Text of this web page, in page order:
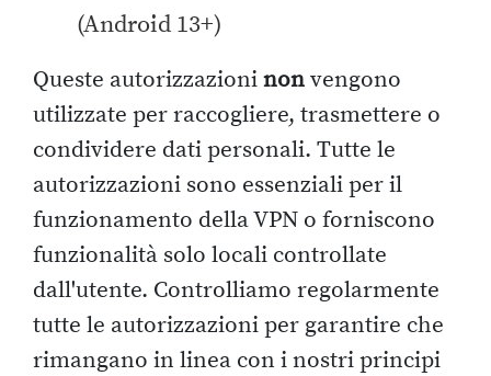
(Android 13+)
Queste autorizzazioninonvengono
utilizzate per raccogliere, trasmettere o
condividere dati personali. Tutte le
autorizzazioni sono essenziali per il
funzionamento della VPN o forniscono
funzionalità solo locali controllate
dall'utente. Controlliamo regolarmente
tutte le autorizzazioni per garantire che
rimangano in linea con i nostri principi